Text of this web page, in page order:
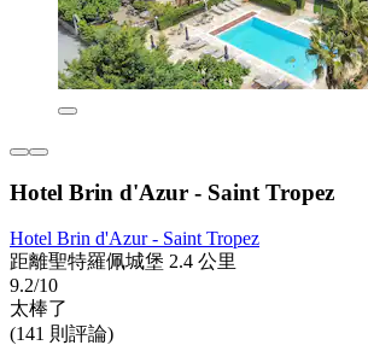
Hotel Brin d'Azur - Saint Tropez
Hotel Brin d'Azur - Saint Tropez
距離聖特羅佩城堡 2.4 公里
9.2/10
太棒了
(141 則評論)